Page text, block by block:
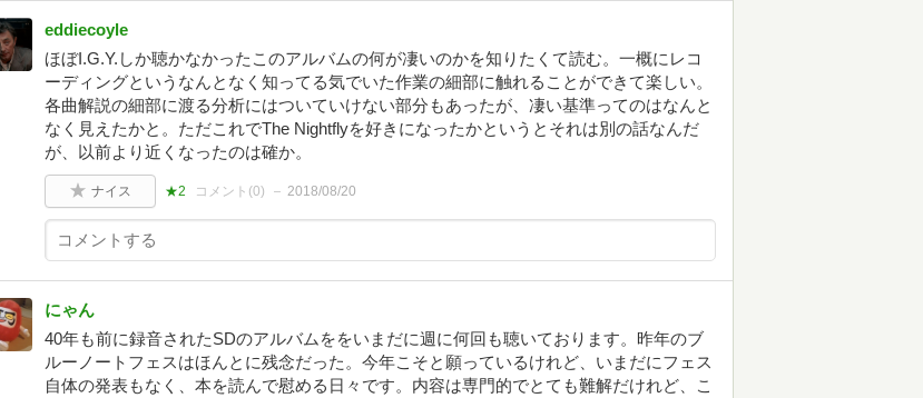
eddiecoyle
ほぼI.G.Y.しか聴かなかったこのアルバムの何が凄いのかを知りたくて読む。一概にレコ
ーディングというなんとなく知ってる気でいた作業の細部に触れることができて楽しい。
各曲解説の細部に渡る分析にはついていけない部分もあったが、凄い基準ってのはなんと
なく見えたかと。ただこれでThe Nightflyを好きになったかというとそれは別の話なんだ
が、以前より近くなったのは確か。
ナイス ★2 コメント(0) 2018/08/20
にゃん
40年も前に録音されたSDのアルバムををいまだに週に何回も聴いております。昨年のブ
ルーノートフェスはほんとに残念だった。今年こそと願っているけれど、いまだにフェス
自体の発表もなく、本を読んで慰める日々です。内容は専門的でとても難解だけれど、こ